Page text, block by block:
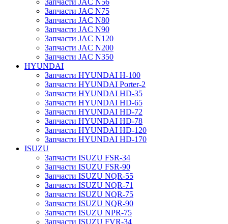
Запчасти JAC N75
Запчасти JAC N80
Запчасти JAC N90
Запчасти JAC N120
Запчасти JAC N200
Запчасти JAC N350
HYUNDAI
Запчасти HYUNDAI H-100
Запчасти HYUNDAI Porter-2
Запчасти HYUNDAI HD-35
Запчасти HYUNDAI HD-65
Запчасти HYUNDAI HD-72
Запчасти HYUNDAI HD-78
Запчасти HYUNDAI HD-120
Запчасти HYUNDAI HD-170
ISUZU
Запчасти ISUZU FSR-34
Запчасти ISUZU FSR-90
Запчасти ISUZU NQR-55
Запчасти ISUZU NQR-71
Запчасти ISUZU NQR-75
Запчасти ISUZU NQR-90
Запчасти ISUZU NPR-75
Запчасти ISUZU FVR-34